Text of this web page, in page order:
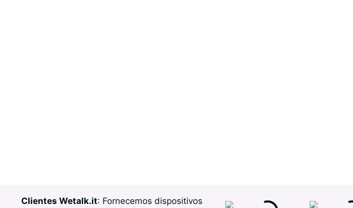
Clientes Wetalk.it: Fornecemos dispositivos